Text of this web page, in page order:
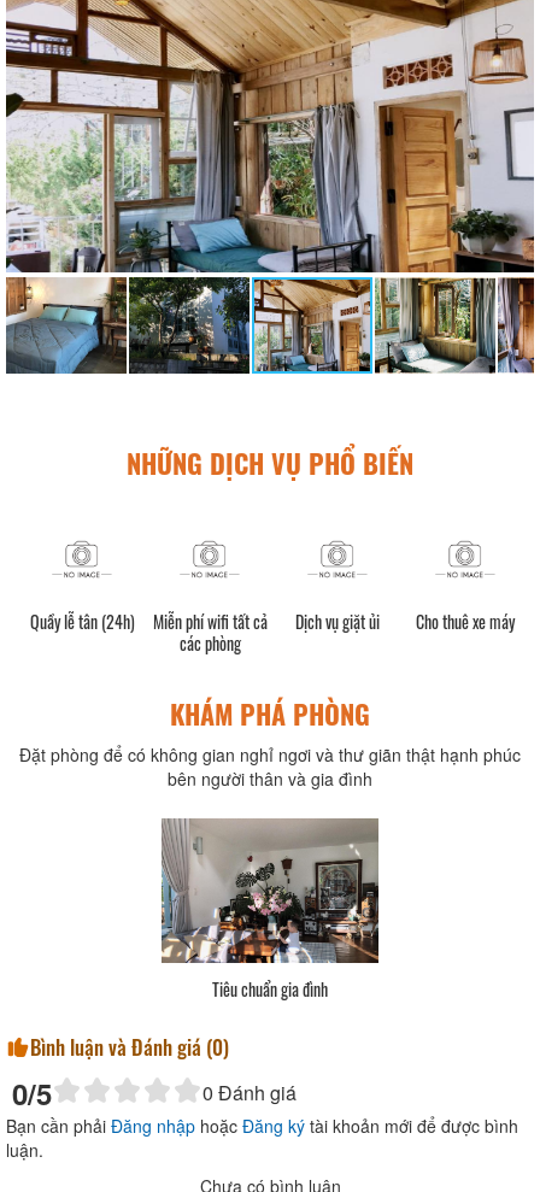
NHỮNG DỊCH VỤ PHỔ BIẾN
Quầy lễ tân (24h)
Miễn phí wifi tất cả
các phòng
Dịch vụ giặt ủi Cho thuê xe máy
KHÁM PHÁ PHÒNG
Đặt phòng để có không gian nghỉ ngơi và thư giãn thật hạnh phúc
bên người thân và gia đình
Tiêu chuẩn 1 giường đôi
Bình luận và Đánh giá (0)
0/5 0 Đánh giá
Bạn cần phải Đăng nhập hoặc Đăng ký tài khoản mới để được bình
luận.
Chưa có bình luận